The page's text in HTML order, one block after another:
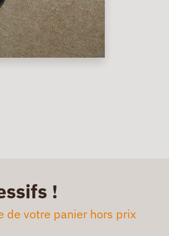
!
de votre panier hors prix